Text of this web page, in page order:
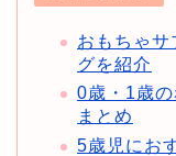
おもちゃサ
グを紹介
0歳・1歳
まとめ
5歳児にお